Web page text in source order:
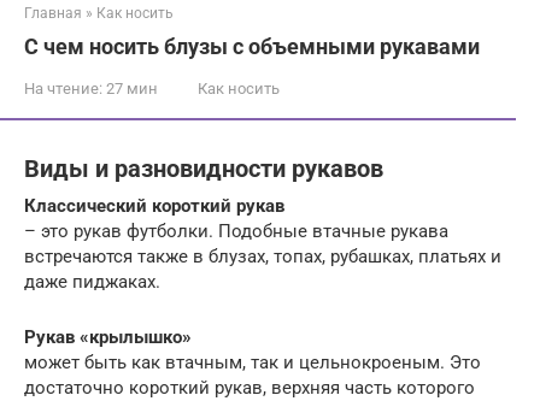
Главная » Как носить
С чем носить блузы с объемными рукавами
На чтение: 27 мин Как носить
Виды и разновидности рукавов
Классический короткий рукав
– это рукав футболки. Подобные втачные рукава
встречаются также в блузах, топах, рубашках, платьях и
даже пиджаках.
Рукав «крылышко»
может быть как втачным, так и цельнокроеным. Это
достаточно короткий рукав, верхняя часть которого